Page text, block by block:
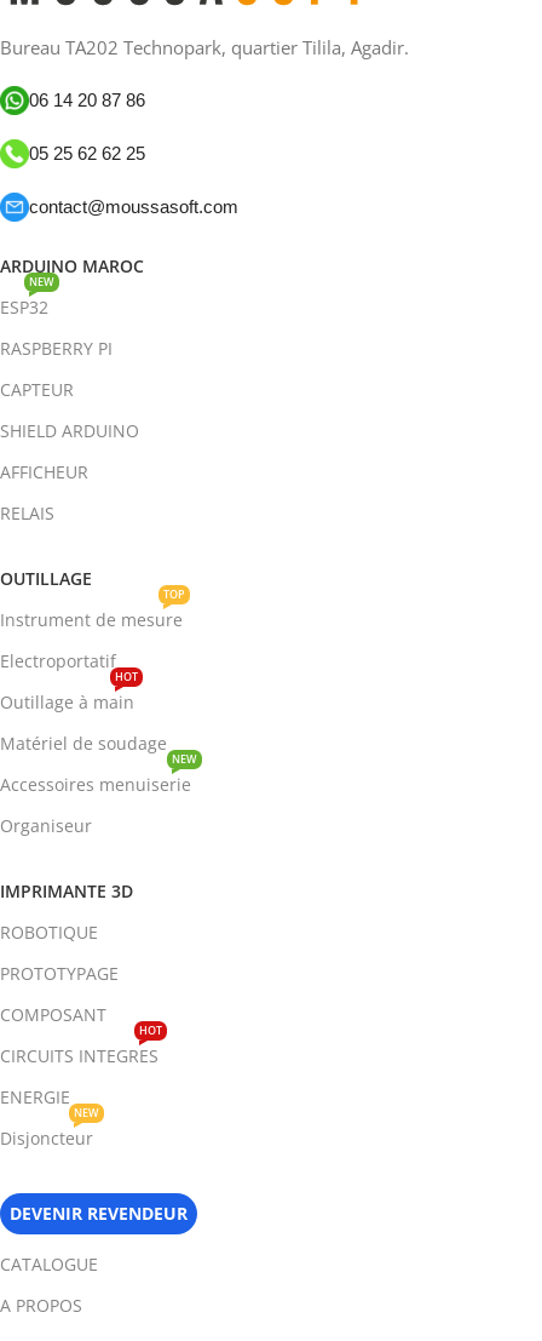
Bureau TA202 Technopark, quartier Tilila, Agadir.
06 14 20 87 86
05 25 62 62 25
contact@moussasoft.com
ARDUINO MAROC
ESP32
NEW
RASPBERRY PI
CAPTEUR
SHIELD ARDUINO
AFFICHEUR
RELAIS
OUTILLAGE
Instrument de mesure
TOP
Electroportatif
Outillage à main
HOT
Matériel de soudage
Accessoires menuiserie
NEW
Organiseur
IMPRIMANTE 3D
ROBOTIQUE
PROTOTYPAGE
COMPOSANT
CIRCUITS INTEGRES
HOT
ENERGIE
Disjoncteur
NEW
DEVENIR REVENDEUR
CATALOGUE
A PROPOS